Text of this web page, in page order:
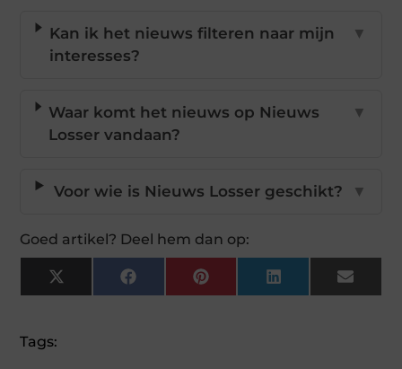
Kan ik het nieuws filteren naar mijn
interesses?
▼
Waar komt het nieuws op Nieuws
Losser vandaan?
▼
Voor wie is Nieuws Losser geschikt? ▼
Goed artikel? Deel hem dan op:
X
(Twitter)
FacebookPinterestLinkedInEmail
Tags: